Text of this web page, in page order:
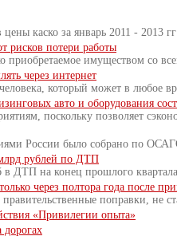
каско за январь 2011 - 2013 гг
рисков потери работы
приобретаемое имуществом со
через интернет
который может в любое
авто и оборудования
поскольку позволяет
России было собрано по
рублей по ДТП
ДТП на конец прошлого
через полтора года после
поправки, не
«Привилегии опыта»
дорогах